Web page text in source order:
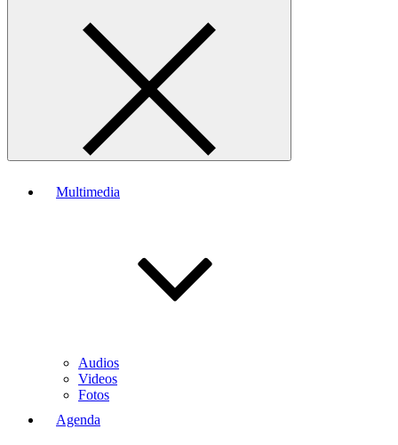
Multimedia
Audios
Videos
Fotos
Agenda